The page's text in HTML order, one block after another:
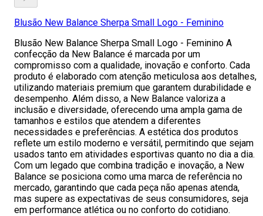
Blusão New Balance Sherpa Small Logo - Feminino
Blusão New Balance Sherpa Small Logo - Feminino A
confecção da New Balance é marcada por um
compromisso com a qualidade, inovação e conforto. Cada
produto é elaborado com atenção meticulosa aos detalhes,
utilizando materiais premium que garantem durabilidade e
desempenho. Além disso, a New Balance valoriza a
inclusão e diversidade, oferecendo uma ampla gama de
tamanhos e estilos que atendem a diferentes
necessidades e preferências. A estética dos produtos
reflete um estilo moderno e versátil, permitindo que sejam
usados tanto em atividades esportivas quanto no dia a dia.
Com um legado que combina tradição e inovação, a New
Balance se posiciona como uma marca de referência no
mercado, garantindo que cada peça não apenas atenda,
mas supere as expectativas de seus consumidores, seja
em performance atlética ou no conforto do cotidiano.